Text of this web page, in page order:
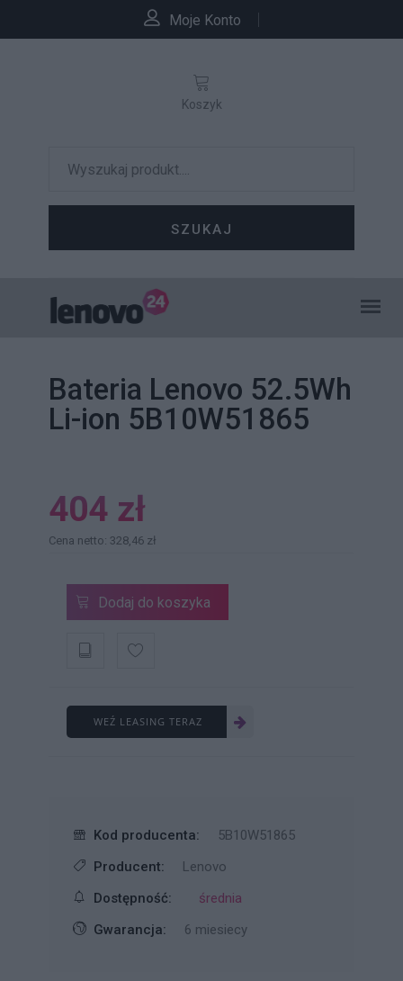
Moje Konto
SZUKAJ
Koszyk
Bateria Lenovo 52.5Wh
Li-ion 5B10W51865
404 zł
Cena netto: 328,46 zł
Dodaj do koszyka
WEŹ LEASING TERAZ
Kod producenta:
5B10W51865
Producent:
Lenovo
Dostępność:
średnia
Gwarancja:
6 miesiecy